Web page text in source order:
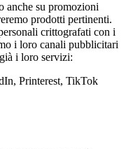
anche su promozioni
prodotti pertinenti.
crittografati con i
i loro canali pubblicitari
i loro servizi:
Printerest, TikTok